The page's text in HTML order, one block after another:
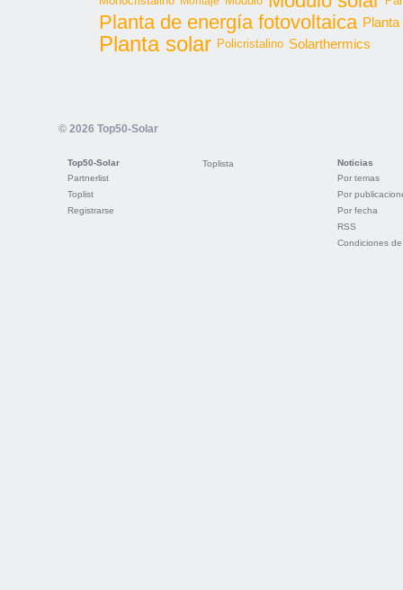
Planta de energía fotovoltaica
Planta solar Policristalino Solarthermics
© 2026 Top50-Solar
Top50-Solar
Partnerlist
Toplist
Registrarse
Toplista
Noticias
Por temas
Por
Por fecha
RSS
Condiciones